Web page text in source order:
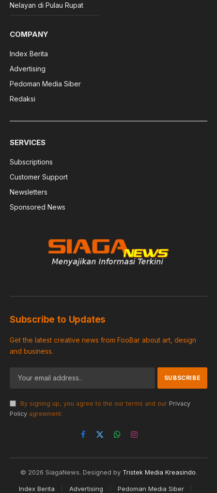
Nelayan di Pulau Rupat
COMPANY
Index Berita
Advertising
Pedoman Media Siber
Redaksi
SERVICES
Subscriptions
Customer Support
Newsletters
Sponsored News
Subscribe to Updates
Get the latest creative news from FooBar about art, design
and business.
By signing up, you agree to the our terms and our Privacy
Policy agreement.
Facebook
X
WhatsAppInstagram
© 2026 SiagaNews. Designed by Tristek Media Kreasindo.
Index Berita Advertising
Pedoman Media Siber